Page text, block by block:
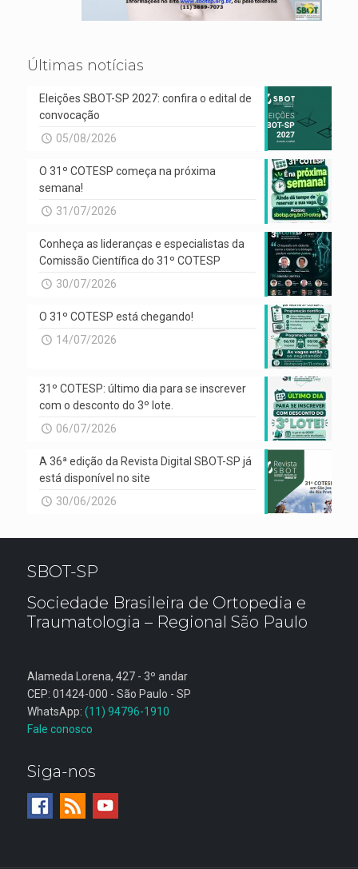
Últimas notícias
Eleições SBOT-SP 2027: confira o edital de
convocação
05/08/2026
O 31º COTESP começa na próxima
semana!
31/07/2026
Conheça as lideranças e especialistas da
Comissão Científica do 31º COTESP
30/07/2026
O 31º COTESP está chegando!
14/07/2026
31º COTESP: último dia para se inscrever
com o desconto do 3º lote.
06/07/2026
A 36ª edição da Revista Digital SBOT-SP já
está disponível no site
30/06/2026
SBOT-SP
Sociedade Brasileira de Ortopedia e
Traumatologia – Regional São Paulo
Alameda Lorena, 427 - 3º andar
CEP: 01424-000 - São Paulo - SP
WhatsApp: (11) 94796-1910
Fale conosco
Siga-nos